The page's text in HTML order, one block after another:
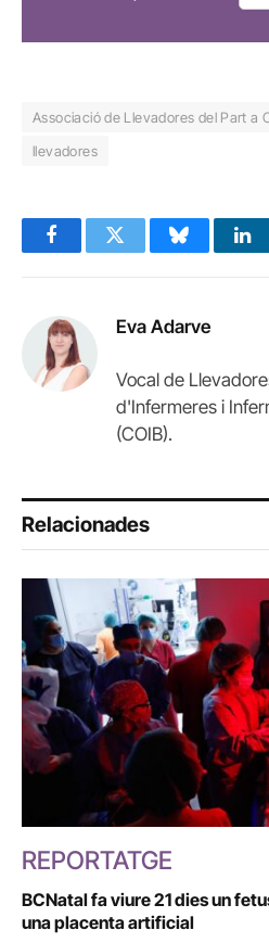
Associació de Llevadores del Part a
llevadores
FacebookTwitter Bluesky
Eva Adarve
Vocal de
d'Infermeres i
(COIB).
Relacionades
REPORTATGE
BCNatal fa viure 21 dies un
una placenta artificial